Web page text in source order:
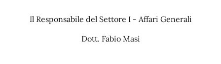
Il Responsabile del Settore I - Affari Generali
Dott. Fabio Masi